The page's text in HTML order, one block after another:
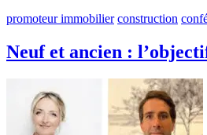
promoteur immobilier construction
Neuf et ancien :